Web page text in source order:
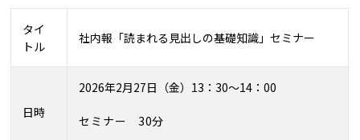
タイ
トル
社内報「読まれる見出しの基礎知識」セミナー
日時
2026年2月27日（金） 13 ：30～14 ：00
セミナー 30分